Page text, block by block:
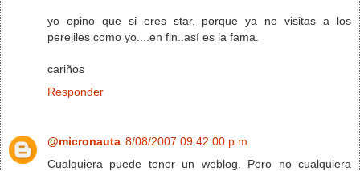
yo opino que si eres star, porque ya no visitas a los
perejiles como yo....en fin..así es la fama.
cariños
Responder
@micronauta 8/08/2007 09:42:00 p.m.
Cualquiera puede tener un weblog. Pero no cualquiera